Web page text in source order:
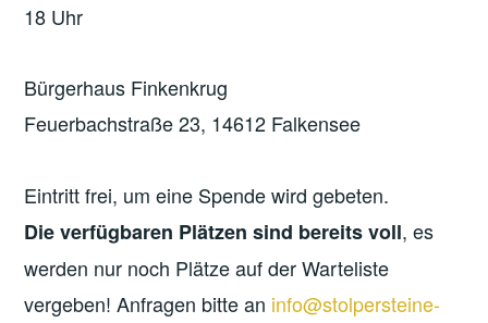
18 Uhr
Bürgerhaus Finkenkrug
Feuerbachstraße 23, 14612 Falkensee
Eintritt frei, um eine Spende wird gebeten.
Die verfügbaren Plätzen sind bereits voll, es
werden nur noch Plätze auf der Warteliste
vergeben! Anfragen bitte an info@stolpersteine-